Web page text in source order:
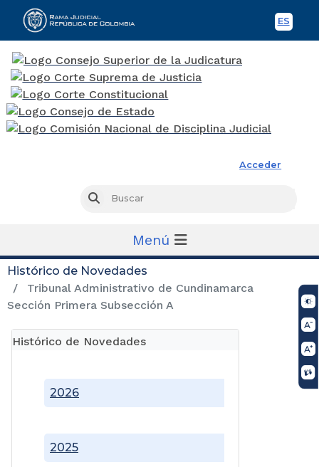
ES
Acceder
Buscar
Menú
Histórico de Novedades
Tribunal Administrativo de Cundinamarca
Sección Primera Subsección A
Histórico de Novedades
2025
2026